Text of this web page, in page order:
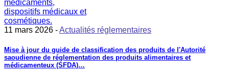
11 mars 2026 -Actualités réglementaires
Mise à jour du guide de classification des produits de l'Autorité
saoudienne de réglementation des produits alimentaires et
médicamenteux (SFDA)…